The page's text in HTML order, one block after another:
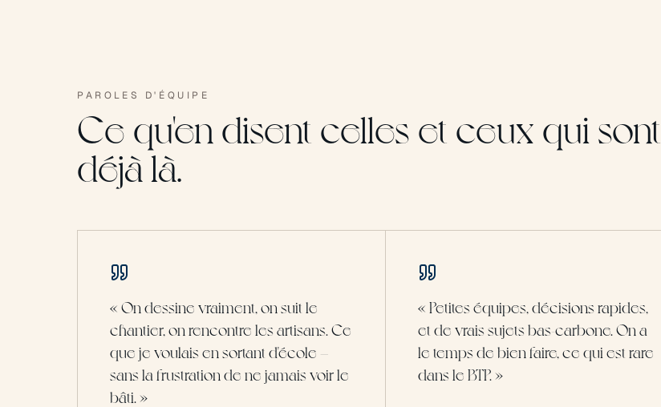
PAROLES D'ÉQUIPE
Ce qu'en disent celles et ceux qui sont
déjà là.
« On dessine vraiment, on suit le
chantier, on rencontre les artisans. Ce
que je voulais en sortant d'école —
sans la frustration de ne jamais voir le
bâti. »
« Petites équipes, décisions rapides,
et de vrais sujets bas-carbone. On a
le temps de bien faire, ce qui est rare
dans le BTP.»